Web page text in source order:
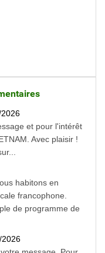
et pour l'intérêt
Avec plaisir !
habitons en
francophone.
de programme de
2026